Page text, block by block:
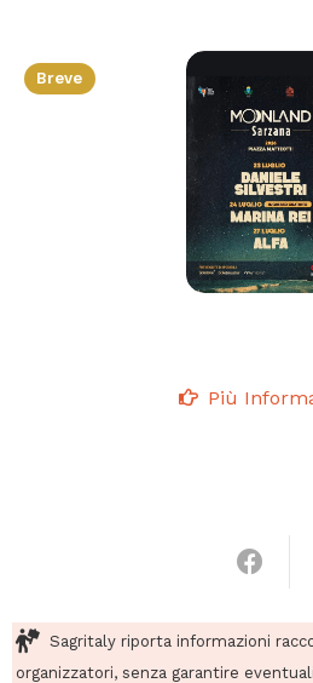
Breve
Più
Sagritaly riporta informazioni
organizzatori, senza garantire